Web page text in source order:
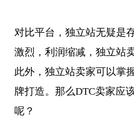
对比平台，独立站无疑是
激烈，利润缩减，独立站
此外，独立站卖家可以掌
牌打造。那么DTC卖家应
呢？